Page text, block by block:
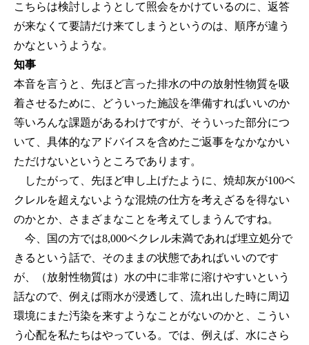
こちらは検討しようとして照会をかけているのに、返答
が来なくて要請だけ来てしまうというのは、順序が違う
かなというような。
知事
本音を言うと、先ほど言った排水の中の放射性物質を吸
着させるために、どういった施設を準備すればいいのか
等いろんな課題があるわけですが、そういった部分につ
いて、具体的なアドバイスを含めたご返事をなかなかい
ただけないというところであります。
したがって、先ほど申し上げたように、焼却灰が100ベ
クレルを超えないような混焼の仕方を考えざるを得ない
のかとか、さまざまなことを考えてしまうんですね。
今、国の方では8,000ベクレル未満であれば埋立処分で
きるという話で、そのままの状態であればいいのです
が、（放射性物質は）水の中に非常に溶けやすいという
話なので、例えば雨水が浸透して、流れ出した時に周辺
環境にまた汚染を来すようなことがないのかと、こうい
う心配を私たちはやっている。では、例えば、水にさら